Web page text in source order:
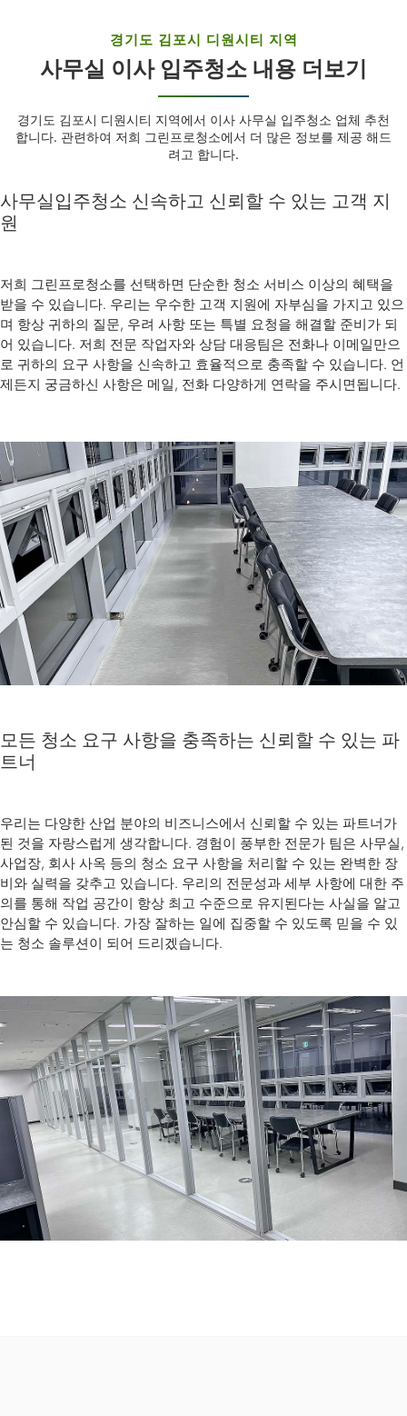
경기도 김포시 디원시티 지역
사무실 이사 입주청소 내용 더보기
경기도 김포시 디원시티 지역에서 이사 사무실 입주청소 업체 추천
합니다. 관련하여 저희 그린프로청소에서 더 많은 정보를 제공 해드
려고 합니다.
사무실입주청소 신속하고 신뢰할 수 있는 고객 지
원
저희 그린프로청소를 선택하면 단순한 청소 서비스 이상의 혜택을
받을 수 있습니다. 우리는 우수한 고객 지원에 자부심을 가지고 있으
며 항상 귀하의 질문, 우려 사항 또는 특별 요청을 해결할 준비가 되
어 있습니다. 저희 전문 작업자와 상담 대응팀은 전화나 이메일만으
로 귀하의 요구 사항을 신속하고 효율적으로 충족할 수 있습니다. 언
제든지 궁금하신 사항은 메일, 전화 다양하게 연락을 주시면됩니다.
모든 청소 요구 사항을 충족하는 신뢰할 수 있는 파
트너
우리는 다양한 산업 분야의 비즈니스에서 신뢰할 수 있는 파트너가
된 것을 자랑스럽게 생각합니다. 경험이 풍부한 전문가 팀은 사무실,
사업장, 회사 사옥 등의 청소 요구 사항을 처리할 수 있는 완벽한 장
비와 실력을 갖추고 있습니다. 우리의 전문성과 세부 사항에 대한 주
의를 통해 작업 공간이 항상 최고 수준으로 유지된다는 사실을 알고
안심할 수 있습니다. 가장 잘하는 일에 집중할 수 있도록 믿을 수 있
는 청소 솔루션이 되어 드리겠습니다.